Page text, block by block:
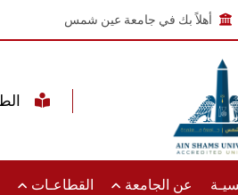
أهلاً بك في جامعة عين شمس
عن الجامعة القطاعـات